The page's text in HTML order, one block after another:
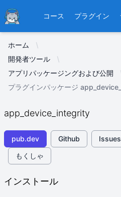
Ducafecat コース プラグイン
ホーム
開発者ツール
アプリパッケージングおよび公開
プラグインパッケージ
app_device_integrity
pub.dev Github Issues
もくしゃ
インストール